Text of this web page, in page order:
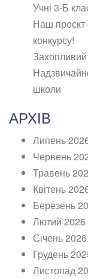
Учні 3-Б
Наш проєкт
конкурсу!
школи
АРХІВ
Липень
Червень
Травень
Квітень
Березень
Лютий 2026
Січень 2026
Грудень
Листопад